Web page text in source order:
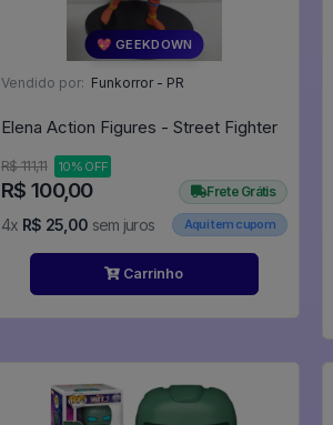
💖 GEEKDOWN
Vendido por: Funkorror - PR
Elena Action Figures - Street Fighter
R$ 111,11 10% OFF
R$ 100,00
4x R$ 25,00 sem juros
Frete Grátis
Aqui tem cupom
Carrinho